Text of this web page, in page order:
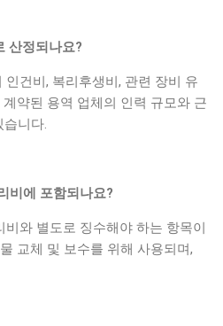
산정되나요?
건비, 복리후생비, 관련 장비 유
약된 용역 업체의 인력 규모와 근
니다.
비에 포함되나요?
와 별도로 징수해야 하는 항목이
교체 및 보수를 위해 사용되며,